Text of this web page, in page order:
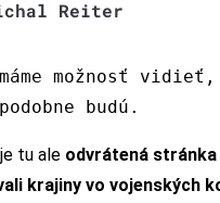
Reiter
možnosť
budú.
tu ale odvrátená stránka
krajiny vo vojenských